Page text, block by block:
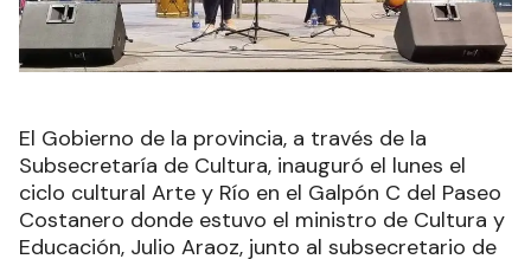
El Gobierno de la provincia, a través de la
Subsecretaría de Cultura, inauguró el lunes el
ciclo cultural Arte y Río en el Galpón C del Paseo
Costanero donde estuvo el ministro de Cultura y
Educación, Julio Araoz, junto al subsecretario de